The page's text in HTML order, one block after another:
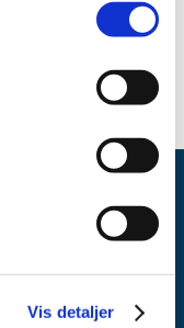
Vis detaljer